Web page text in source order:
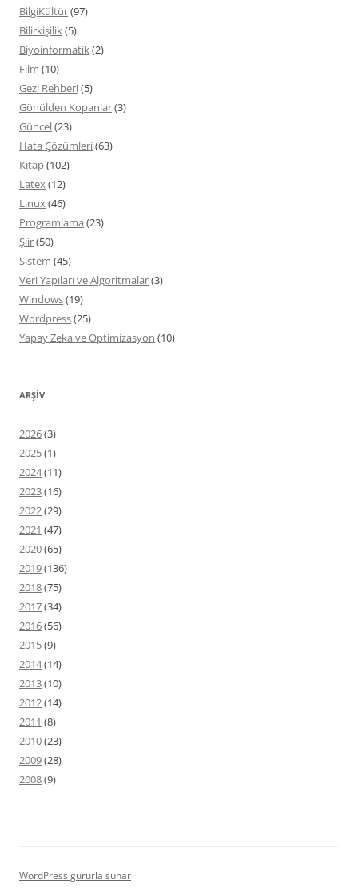
BilgiKültür(97)
Bilirkişilik(5)
Biyoinformatik(2)
Film (10)
Gezi Rehberi(5)
Gönülden Kopanlar(3)
Güncel(23)
Hata Çözümleri(63)
Kitap(102)
Latex(12)
Linux(46)
Programlama (23)
Şiir(50)
Sistem (45)
Veri Yapıları ve Algoritmalar(3)
Windows(19)
Wordpress(25)
Yapay Zeka ve Optimizasyon (10)
ARŞIV
2026(3)
2025(1)
2024(11)
2023(16)
2022(29)
2021 (47)
2020(65)
2019(136)
2018(75)
2017(34)
2016(56)
2015(9)
2014(14)
2013(10)
2012(14)
2011 (8)
2010(23)
2009(28)
2008(9)
WordPress gururla sunar